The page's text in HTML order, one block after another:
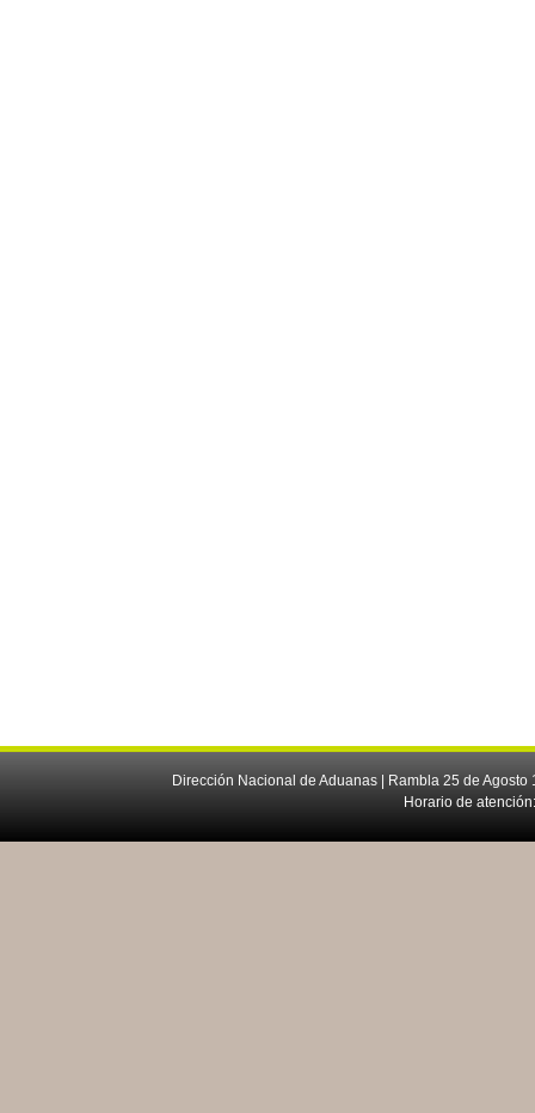
Dirección Nacional de Aduanas | Rambla 25 de
Horario de